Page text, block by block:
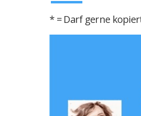
* = Darf gerne